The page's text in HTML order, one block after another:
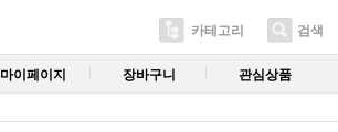
카테고리 검색
마이페이지 장바구니 관심상품